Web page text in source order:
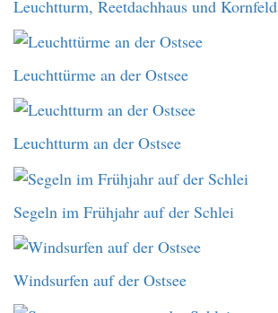
Leuchtturm, Reetdachhaus und Kornfeld
Leuchttürme an der Ostsee
Leuchtturm an der Ostsee
Segeln im Frühjahr auf der Schlei
Windsurfen auf der Ostsee